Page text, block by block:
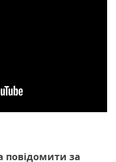
повідомити за